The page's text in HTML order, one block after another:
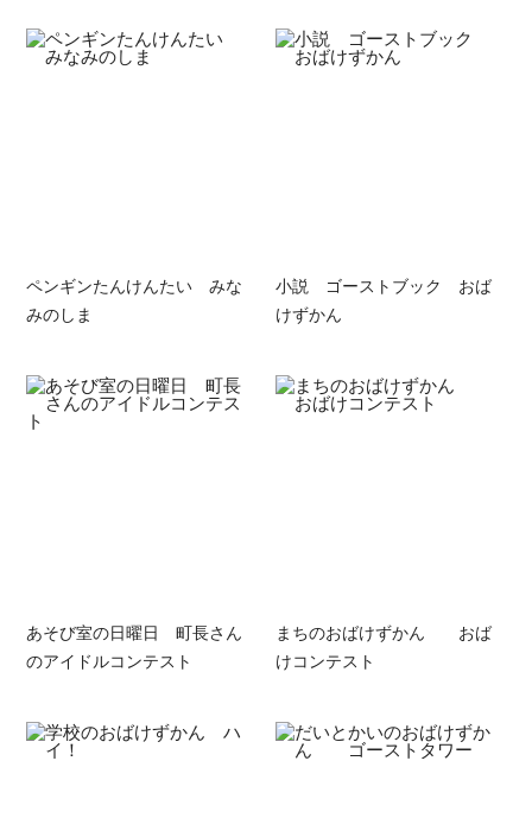
ペンギンたんけんたい みな
みのしま
小説 ゴーストブック おば
けずかん
あそび室の日曜日 町長さん
のアイドルコンテスト
まちのおばけずかん おば
けコンテスト